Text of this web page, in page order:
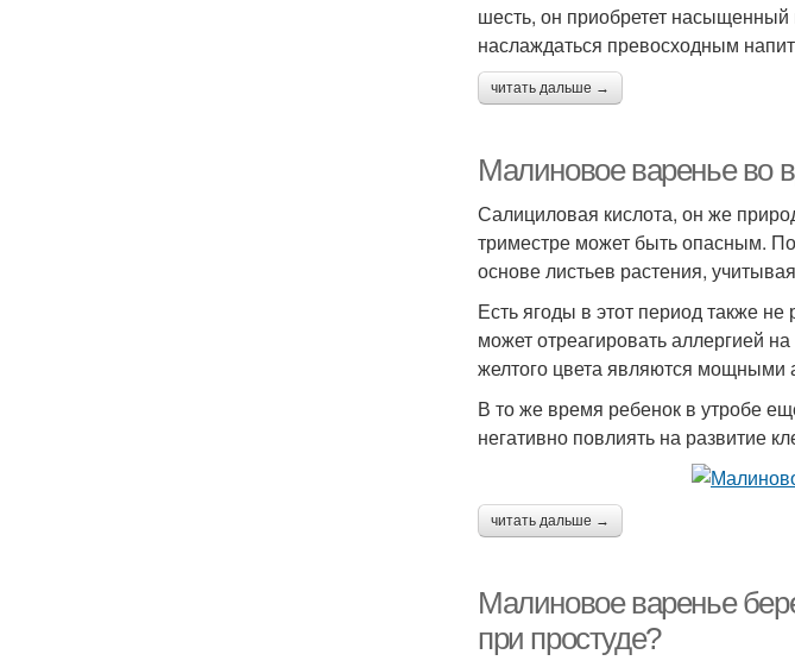
шесть, он приобретет насыщенный
наслаждаться превосходным
читать дальше →
Малиновое варенье во
Салициловая кислота, он же
триместре может быть опасным.
основе листьев растения,
Есть ягоды в этот период также
может отреагировать аллергией
желтого цвета являются мощными
В то же время ребенок в утробе
негативно повлиять на развитие
читать дальше →
Малиновое варенье
при простуде?